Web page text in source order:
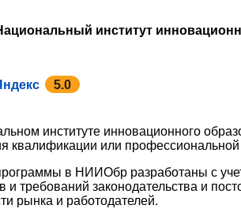
институт
5.0
институте инновационного
квалификации или профессиональной
в НИИОбр разработаны с
и требований законодательства и
рынка и работодателей.